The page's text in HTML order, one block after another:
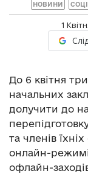
НОВИНИ
1
До 6 квітня
начальних
долучити до
та членів
онлайн-режимі
офлайн-